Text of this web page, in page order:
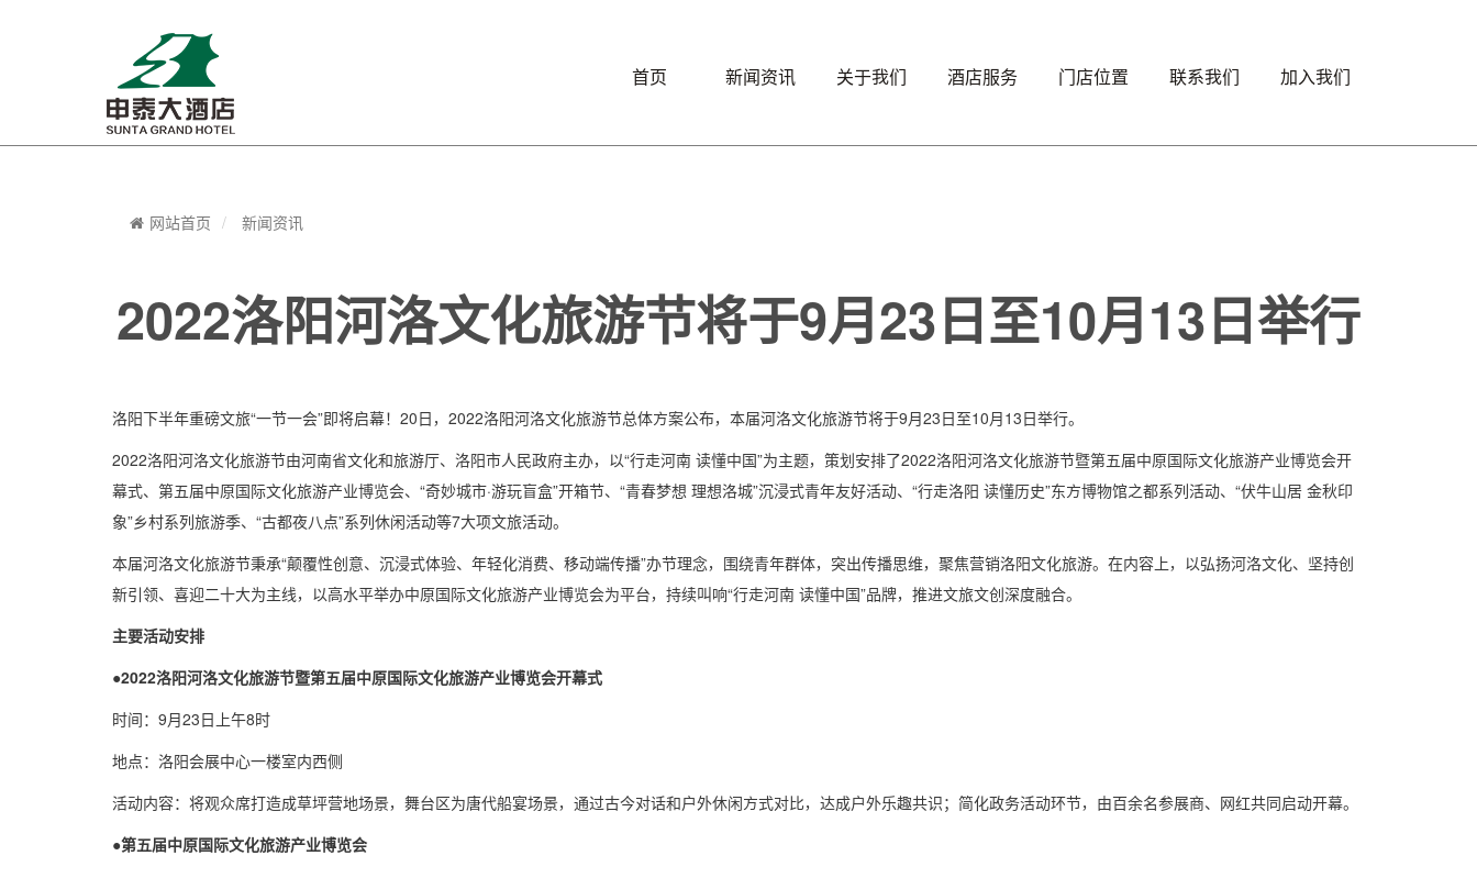
首页 新闻资讯 关于我们 酒店服务 门店位置 联系我们 加入我们
网站首页 新闻资讯
2022洛阳河洛文化旅游节将于9月23日至10月13日举行
洛阳下半年重磅文旅“一节一会”即将启幕！20日，2022洛阳河洛文化旅游节总体方案公布，本届河洛文化旅游节将于9月23日至10月13日举行。
2022洛阳河洛文化旅游节由河南省文化和旅游厅、洛阳市人民政府主办，以“行走河南 读懂中国”为主题，策划安排了2022洛阳河洛文化旅游节暨第五届中原国际文化旅游产业博览会开
幕式、第五届中原国际文化旅游产业博览会、“奇妙城市·游玩盲盒”开箱节、“青春梦想 理想洛城”沉浸式青年友好活动、“行走洛阳 读懂历史”东方博物馆之都系列活动、“伏牛山居 金秋印
象”乡村系列旅游季、“古都夜八点”系列休闲活动等7大项文旅活动。
本届河洛文化旅游节秉承“颠覆性创意、沉浸式体验、年轻化消费、移动端传播”办节理念，围绕青年群体，突出传播思维，聚焦营销洛阳文化旅游。在内容上，以弘扬河洛文化、坚持创
新引领、喜迎二十大为主线，以高水平举办中原国际文化旅游产业博览会为平台，持续叫响“行走河南 读懂中国”品牌，推进文旅文创深度融合。
主要活动安排
●2022洛阳河洛文化旅游节暨第五届中原国际文化旅游产业博览会开幕式
时间：9月23日上午8时
地点：洛阳会展中心一楼室内西侧
活动内容：将观众席打造成草坪营地场景，舞台区为唐代船宴场景，通过古今对话和户外休闲方式对比，达成户外乐趣共识；简化政务活动环节，由百余名参展商、网红共同启动开幕。
●第五届中原国际文化旅游产业博览会